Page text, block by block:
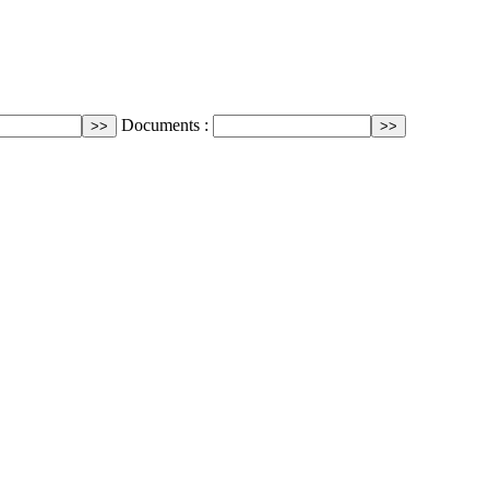
Documents :